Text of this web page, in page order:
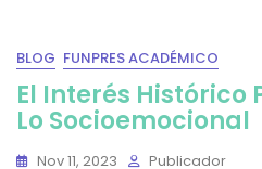
BLOG FUNPRES ACADÉMICO
El Interés Histórico
Lo Socioemocional
Nov 11, 2023 Publicador